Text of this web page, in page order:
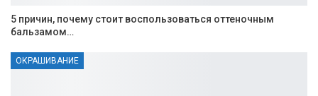
5 причин, почему стоит воспользоваться оттеночным
бальзамом…
ОКРАШИВАНИЕ